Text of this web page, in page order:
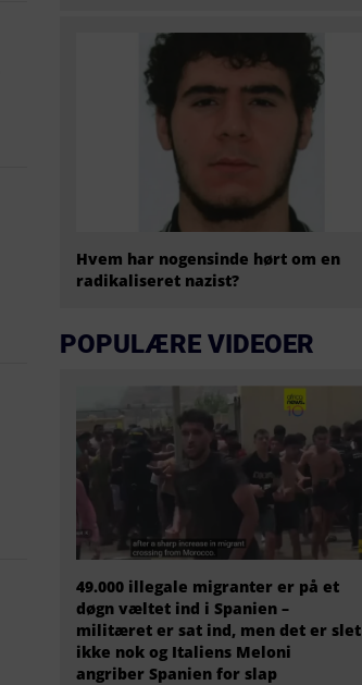
Hvem har nogensinde hørt om en
radikaliseret nazist?
POPULÆRE VIDEOER
49.000 illegale migranter er på et
døgn væltet ind i Spanien –
militæret er sat ind, men det er slet
ikke nok og Italiens Meloni
angriber Spanien for slap